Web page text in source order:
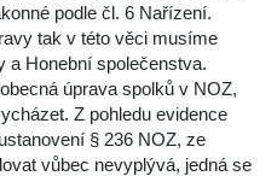
podle čl. 6 Nařízení.
tak v této věci musíme
a Honební společenstva.
úprava spolků v NOZ,
Z pohledu evidence
§ 236 NOZ, ze
vůbec nevyplývá, jedná se